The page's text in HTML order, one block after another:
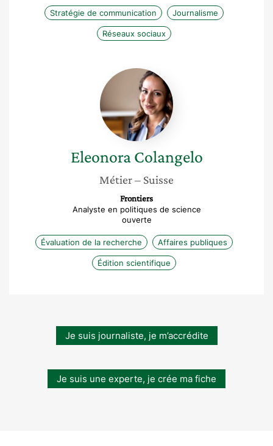
Stratégie de communication Journalisme
Réseaux sociaux
Eleonora
Colangelo
Eleonora Colangelo
Métier– Suisse
Frontiers
Analyste en politiques de science
ouverte
Évaluation de la recherche Affaires publiques
Édition scientifique
Je suis journaliste, je m’accrédite
Je suis une experte, je crée ma fiche